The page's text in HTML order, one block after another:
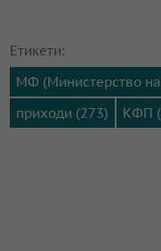
Етикети:
МФ (Министерство
приходи (273)
КФП